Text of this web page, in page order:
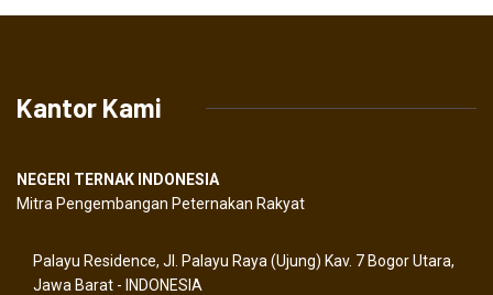
Kantor Kami
NEGERI TERNAK INDONESIA
Mitra Pengembangan Peternakan Rakyat
Palayu Residence, Jl. Palayu Raya (Ujung) Kav. 7 Bogor Utara,
Jawa Barat - INDONESIA